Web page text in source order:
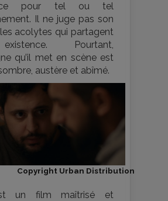
pour tel ou tel
Il ne juge pas son
les acolytes qui partagent
Pourtant,
qu’il met en scène est
austère et abîmé.
Copyright Urban Distribution
un film maîtrisé et